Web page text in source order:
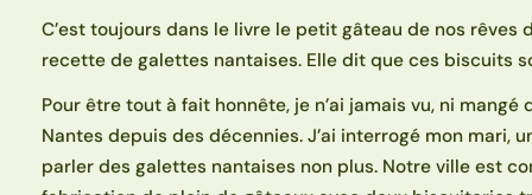
C’est toujours dans le livre le petit gâteau de nos
recette de galettes nantaises. Elle dit que ces biscuits
Pour être tout à fait honnête, je n’ai jamais vu, ni
Nantes depuis des décennies. J’ai interrogé mon mari,
parler des galettes nantaises non plus. Notre ville est